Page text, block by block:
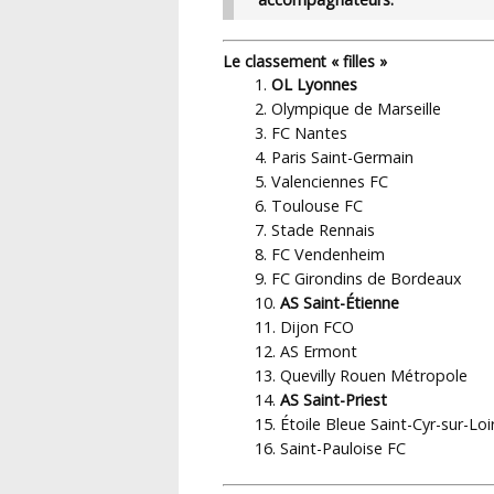
Le classement « filles »
OL Lyonnes
Olympique de Marseille
FC Nantes
Paris Saint-Germain
Valenciennes FC
Toulouse FC
Stade Rennais
FC Vendenheim
FC Girondins de Bordeaux
AS Saint-Étienne
Dijon FCO
AS Ermont
Quevilly Rouen Métropole
AS Saint-Priest
Étoile Bleue Saint-Cyr-sur-
Saint-Pauloise FC